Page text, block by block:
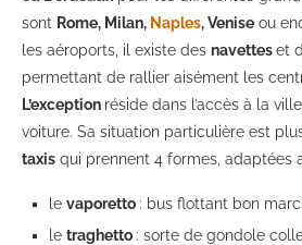
sont Rome, Milan, Naples, Venise ou
les aéroports, il existe des navetteset
permettant de rallier aisément les
L’exception réside dans l’accès à la
voiture. Sa situation particulière est
taxis qui prennent 4 formes, adaptées
le vaporetto : bus flottant bon
le traghetto : sorte de gondole